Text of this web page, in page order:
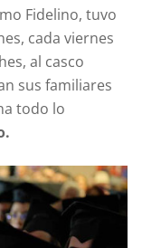
Fidelino, tuvo
cada viernes
al casco
sus familiares
todo lo